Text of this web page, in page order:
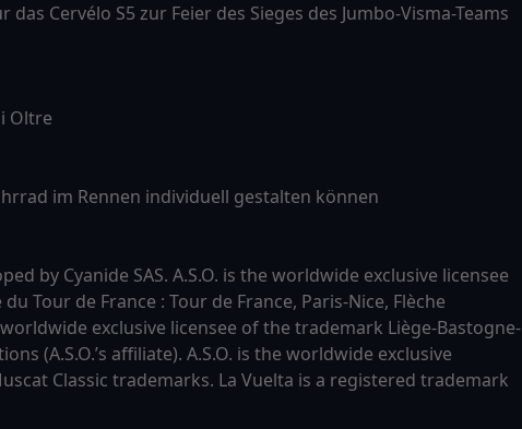
Cervélo S5 zur Feier des Sieges des Jumbo-Visma-Teams
Oltre
im Rennen individuell gestalten können
by Cyanide SAS. A.S.O. is the worldwide exclusive licensee
Tour de France : Tour de France, Paris-Nice, Flèche
exclusive licensee of the trademark Liège-Bastogne-
(A.S.O.’s affiliate). A.S.O. is the worldwide exclusive
Classic trademarks. La Vuelta is a registered trademark